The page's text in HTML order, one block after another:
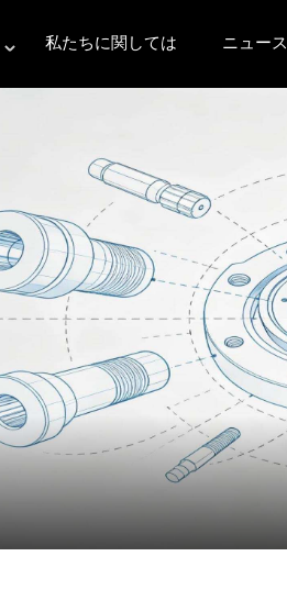
私たちに関しては ニュース